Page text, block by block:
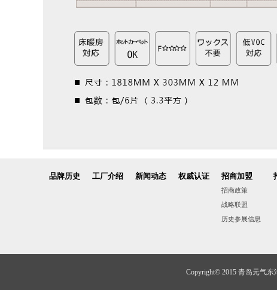
品牌历史 工厂介绍 新闻动态 权威认证 招商加盟
招商政策
战略联盟
历史参展信息
Copyright© 2015 青岛元气东